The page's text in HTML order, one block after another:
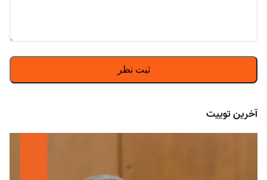
آخرین توییت